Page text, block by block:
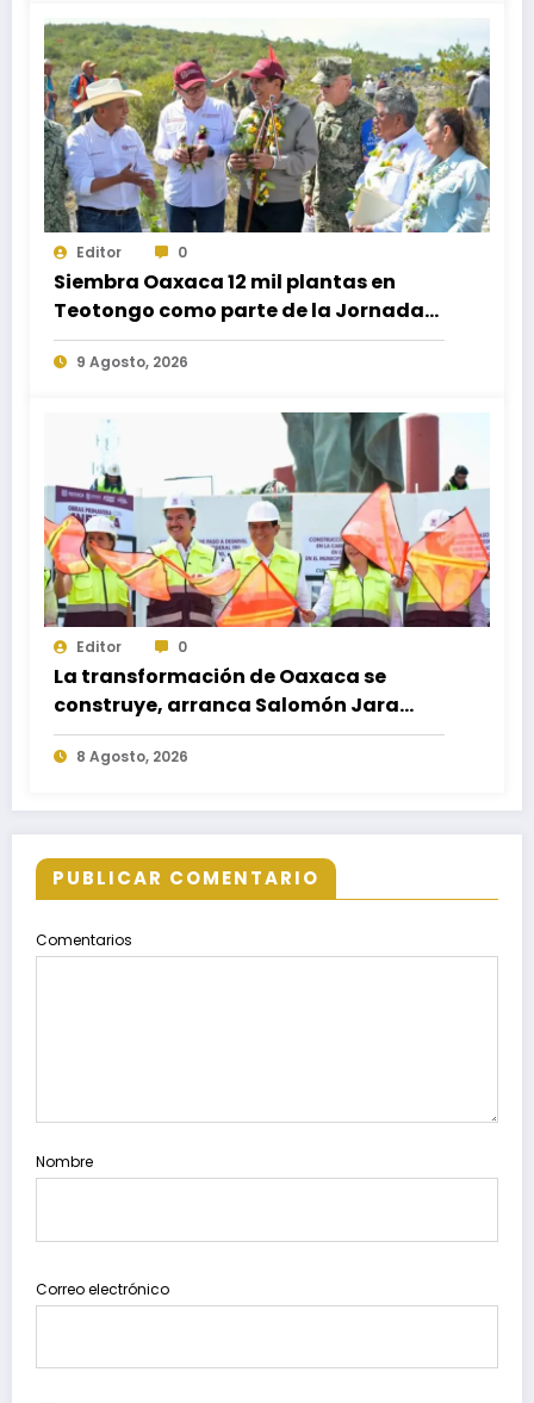
Editor 0
Siembra Oaxaca 12 mil plantas en
Teotongo como parte de la Jornada
Nacional de Reforestación 2026
9 Agosto, 2026
Editor 0
La transformación de Oaxaca se
construye, arranca Salomón Jara
obra del paso a desnivel en la
carretera federal 190 kilómetro 184 +
8 Agosto, 2026
PUBLICAR COMENTARIO
Comentarios
Nombre
Correo electrónico